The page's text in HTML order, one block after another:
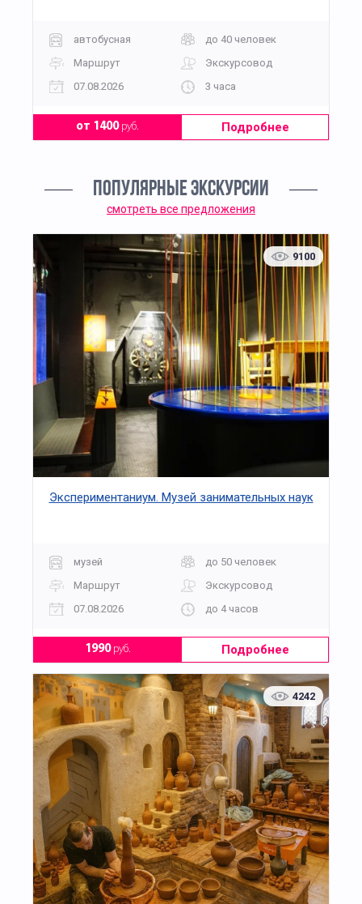
автобусная
до 40 человек
Маршрут
Экскурсовод
07.08.2026
3 часа
от 1400руб. Подробнее
ПОПУЛЯРНЫЕ ЭКСКУРСИИ
смотреть все предложения
9100
Экспериментаниум. Музей занимательных наук
музей
до 50 человек
Маршрут
Экскурсовод
07.08.2026
до 4 часов
1990руб. Подробнее
4242